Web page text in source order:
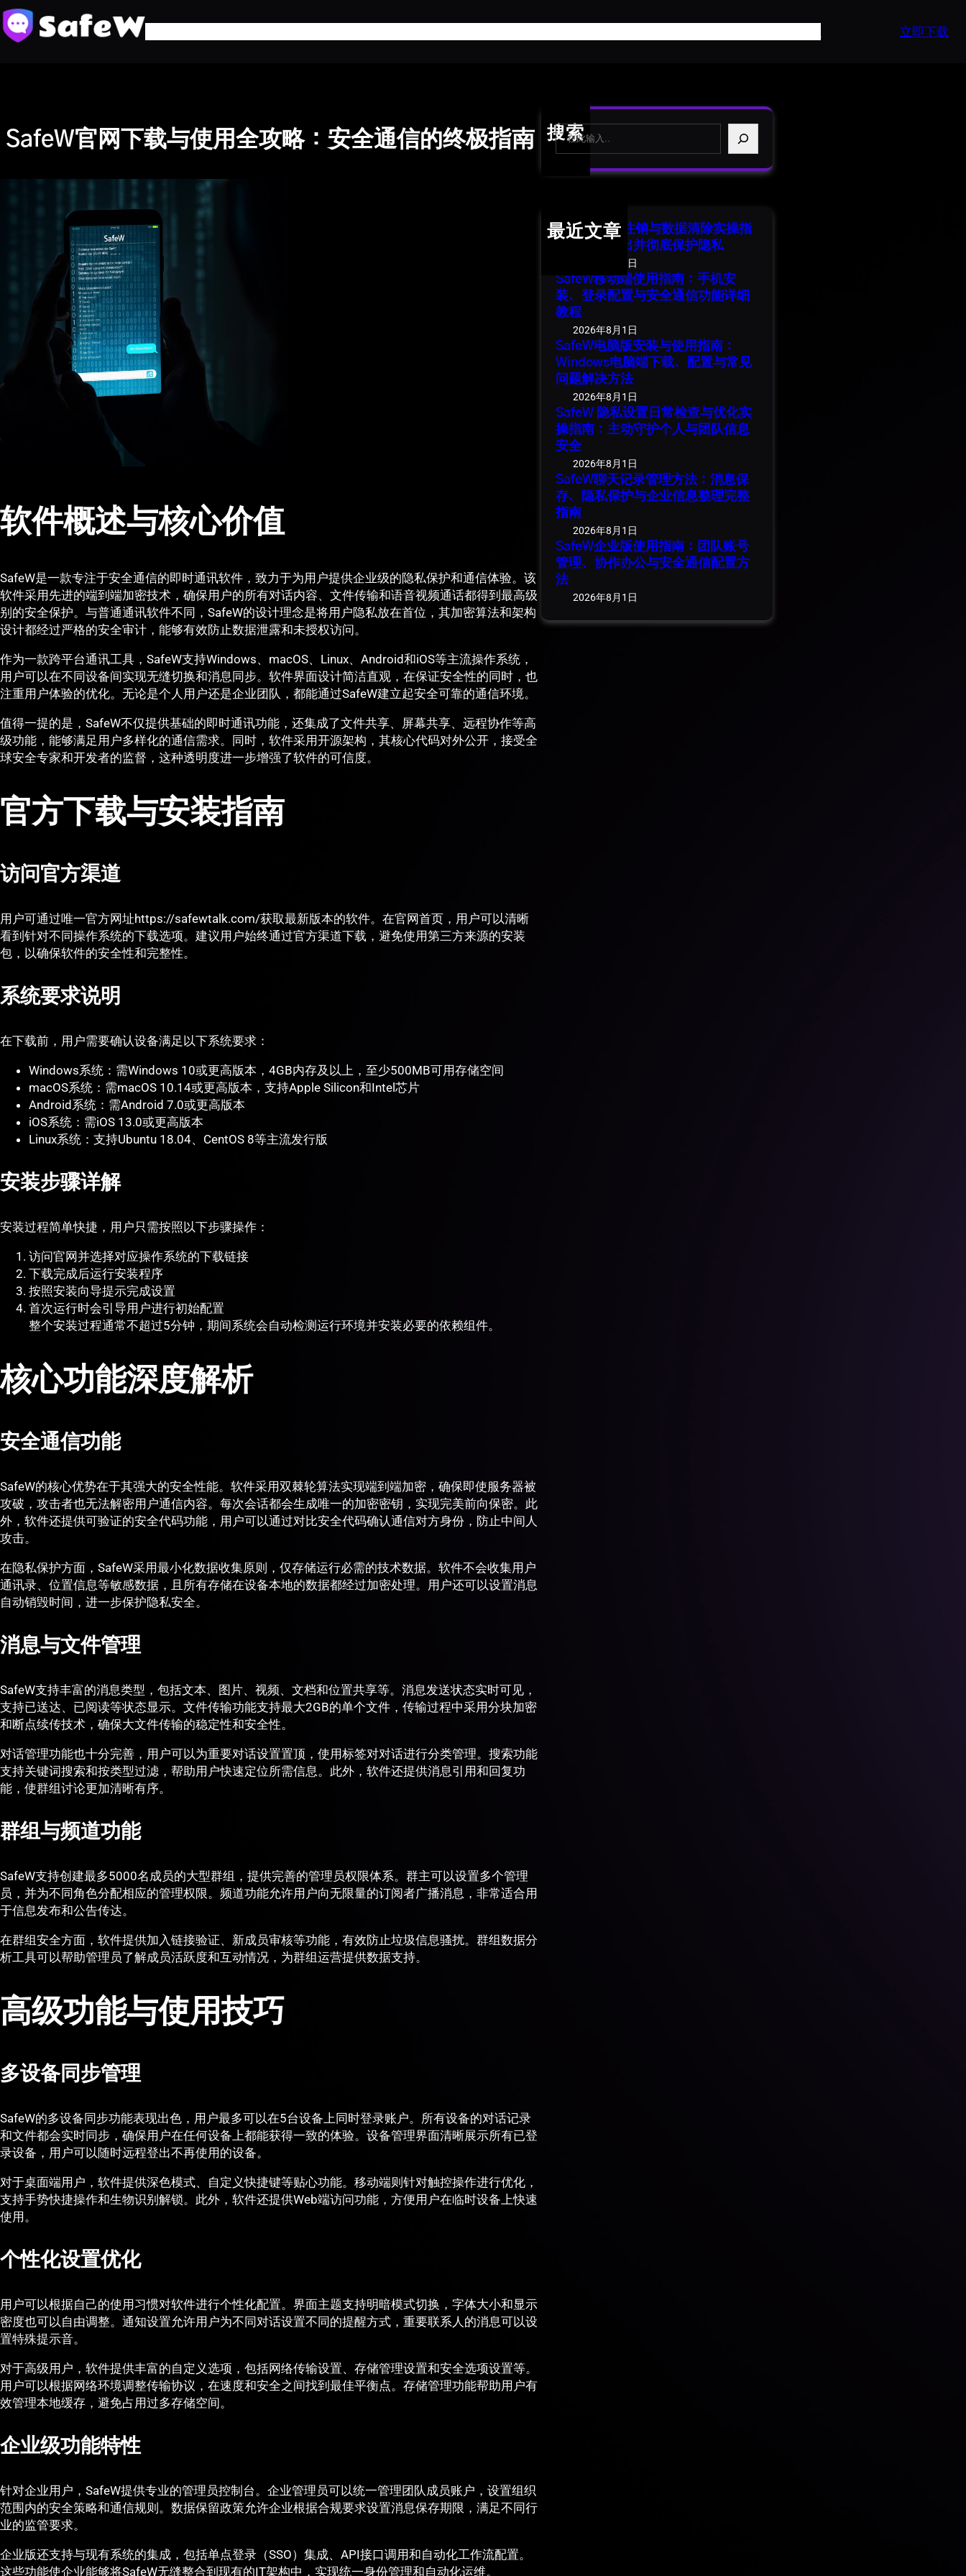
跳
至
内
立即下载
SafeW官网下载与使用全攻略：安全通信的终极指南
软件概述与核心价值
SafeW是一款专注于安全通信的即时通讯软件，致力于为用户提供企业级的隐私保护和通信体验。该
软件采用先进的端到端加密技术，确保用户的所有对话内容、文件传输和语音视频通话都得到最高级
别的安全保护。与普通通讯软件不同，SafeW的设计理念是将用户隐私放在首位，其加密算法和架构
设计都经过严格的安全审计，能够有效防止数据泄露和未授权访问。
作为一款跨平台通讯工具，SafeW支持Windows、macOS、Linux、Android和iOS等主流操作系统，
用户可以在不同设备间实现无缝切换和消息同步。软件界面设计简洁直观，在保证安全性的同时，也
注重用户体验的优化。无论是个人用户还是企业团队，都能通过SafeW建立起安全可靠的通信环境。
值得一提的是，SafeW不仅提供基础的即时通讯功能，还集成了文件共享、屏幕共享、远程协作等高
级功能，能够满足用户多样化的通信需求。同时，软件采用开源架构，其核心代码对外公开，接受全
球安全专家和开发者的监督，这种透明度进一步增强了软件的可信度。
官方下载与安装指南
访问官方渠道
用户可通过唯一官方网址https://safewtalk.com/获取最新版本的软件。在官网首页，用户可以清晰
看到针对不同操作系统的下载选项。建议用户始终通过官方渠道下载，避免使用第三方来源的安装
包，以确保软件的安全性和完整性。
系统要求说明
在下载前，用户需要确认设备满足以下系统要求：
Windows系统：需Windows 10或更高版本，4GB内存及以上，至少500MB可用存储空间
macOS系统：需macOS 10.14或更高版本，支持Apple Silicon和Intel芯片
Android系统：需Android 7.0或更高版本
iOS系统：需iOS 13.0或更高版本
Linux系统：支持Ubuntu 18.04、CentOS 8等主流发行版
安装步骤详解
安装过程简单快捷，用户只需按照以下步骤操作：
访问官网并选择对应操作系统的下载链接
下载完成后运行安装程序
按照安装向导提示完成设置
首次运行时会引导用户进行初始配置
整个安装过程通常不超过5分钟，期间系统会自动检测运行环境并安装必要的依赖组件。
核心功能深度解析
安全通信功能
SafeW的核心优势在于其强大的安全性能。软件采用双棘轮算法实现端到端加密，确保即使服务器被
攻破，攻击者也无法解密用户通信内容。每次会话都会生成唯一的加密密钥，实现完美前向保密。此
外，软件还提供可验证的安全代码功能，用户可以通过对比安全代码确认通信对方身份，防止中间人
攻击。
在隐私保护方面，SafeW采用最小化数据收集原则，仅存储运行必需的技术数据。软件不会收集用户
通讯录、位置信息等敏感数据，且所有存储在设备本地的数据都经过加密处理。用户还可以设置消息
自动销毁时间，进一步保护隐私安全。
消息与文件管理
SafeW支持丰富的消息类型，包括文本、图片、视频、文档和位置共享等。消息发送状态实时可见，
支持已送达、已阅读等状态显示。文件传输功能支持最大2GB的单个文件，传输过程中采用分块加密
和断点续传技术，确保大文件传输的稳定性和安全性。
对话管理功能也十分完善，用户可以为重要对话设置置顶，使用标签对对话进行分类管理。搜索功能
支持关键词搜索和按类型过滤，帮助用户快速定位所需信息。此外，软件还提供消息引用和回复功
能，使群组讨论更加清晰有序。
群组与频道功能
SafeW支持创建最多5000名成员的大型群组，提供完善的管理员权限体系。群主可以设置多个管理
员，并为不同角色分配相应的管理权限。频道功能允许用户向无限量的订阅者广播消息，非常适合用
于信息发布和公告传达。
在群组安全方面，软件提供加入链接验证、新成员审核等功能，有效防止垃圾信息骚扰。群组数据分
析工具可以帮助管理员了解成员活跃度和互动情况，为群组运营提供数据支持。
高级功能与使用技巧
多设备同步管理
SafeW的多设备同步功能表现出色，用户最多可以在5台设备上同时登录账户。所有设备的对话记录
和文件都会实时同步，确保用户在任何设备上都能获得一致的体验。设备管理界面清晰展示所有已登
录设备，用户可以随时远程登出不再使用的设备。
对于桌面端用户，软件提供深色模式、自定义快捷键等贴心功能。移动端则针对触控操作进行优化，
支持手势快捷操作和生物识别解锁。此外，软件还提供Web端访问功能，方便用户在临时设备上快速
使用。
个性化设置优化
用户可以根据自己的使用习惯对软件进行个性化配置。界面主题支持明暗模式切换，字体大小和显示
密度也可以自由调整。通知设置允许用户为不同对话设置不同的提醒方式，重要联系人的消息可以设
置特殊提示音。
对于高级用户，软件提供丰富的自定义选项，包括网络传输设置、存储管理设置和安全选项设置等。
用户可以根据网络环境调整传输协议，在速度和安全之间找到最佳平衡点。存储管理功能帮助用户有
效管理本地缓存，避免占用过多存储空间。
企业级功能特性
针对企业用户，SafeW提供专业的管理员控制台。企业管理员可以统一管理团队成员账户，设置组织
范围内的安全策略和通信规则。数据保留政策允许企业根据合规要求设置消息保存期限，满足不同行
业的监管要求。
企业版还支持与现有系统的集成，包括单点登录（SSO）集成、API接口调用和自动化工作流配置。
这些功能使企业能够将SafeW无缝整合到现有的IT架构中，实现统一身份管理和自动化运维。
搜索
S
最近文章
SafeW 账号注销与数据清除实操指
南：安全退出并彻底保护隐私
2026年8月1日
SafeW移动端使用指南：手机安
装、登录配置与安全通信功能详细
教程
2026年8月1日
SafeW电脑版安装与使用指南：
Windows电脑端下载、配置与常见
问题解决方法
2026年8月1日
SafeW 隐私设置日常检查与优化实
操指南：主动守护个人与团队信息
安全
2026年8月1日
SafeW聊天记录管理方法：消息保
存、隐私保护与企业信息整理完整
指南
2026年8月1日
SafeW企业版使用指南：团队账号
管理、协作办公与安全通信配置方
法
2026年8月1日